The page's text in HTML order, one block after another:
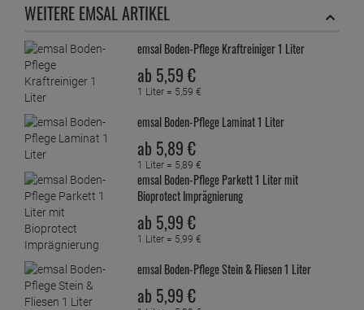
WEITERE EMSAL ARTIKEL
emsal Boden-Pflege Kraftreiniger 1 Liter
ab 5,59 €
1 Liter = 5,59 €
emsal Boden-Pflege Laminat 1 Liter
ab 5,89 €
1 Liter = 5,89 €
emsal Boden-Pflege Parkett 1 Liter mit
Bioprotect Imprägnierung
ab 5,99 €
1 Liter = 5,99 €
emsal Boden-Pflege Stein & Fliesen 1 Liter
ab 5,99 €